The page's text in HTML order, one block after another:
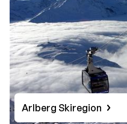
Arlberg Skiregion